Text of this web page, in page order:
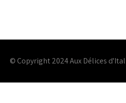
© Copyright 2024 Aux Délices